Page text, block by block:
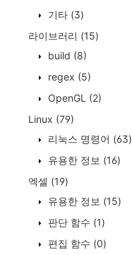
기타 (3)
라이브러리 (15)
build (8)
regex (5)
OpenGL (2)
Linux (79)
리눅스 명령어 (63)
유용한 정보 (16)
엑셀 (19)
유용한 정보 (15)
판단 함수 (1)
편집 함수 (0)